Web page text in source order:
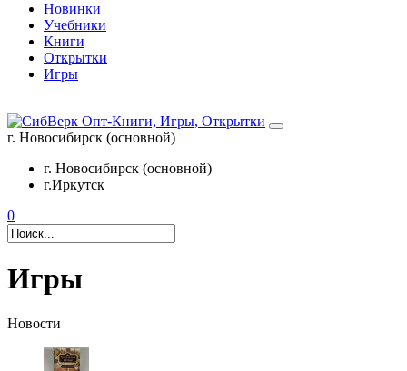
Новинки
Учебники
Книги
Открытки
Игры
г. Новосибирск (основной)
г. Новосибирск (основной)
г.Иркутск
0
Игры
Новости